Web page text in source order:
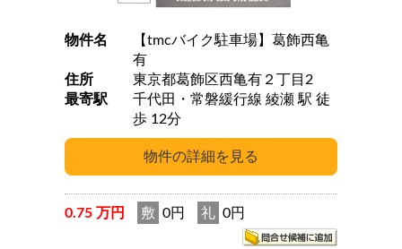
物件名
【tmcバイク駐車場】葛飾西亀
有
住所
東京都葛飾区西亀有２丁目2
最寄駅
千代田・常磐緩行線 綾瀬 駅 徒
歩 12分
0.75 万円 敷 0円 礼 0円